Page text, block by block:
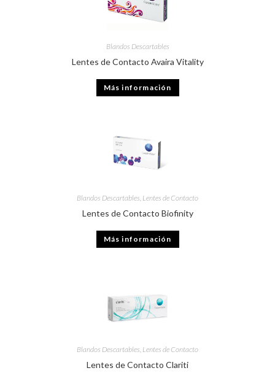
Blandos Descartables
Lentes de Contacto Avaira Vitality
Más información
Blandos Descartables, Lentes de Contacto
Lentes de Contacto Biofinity
Más información
Blandos Descartables, Lentes de Contacto
Lentes de Contacto Clariti